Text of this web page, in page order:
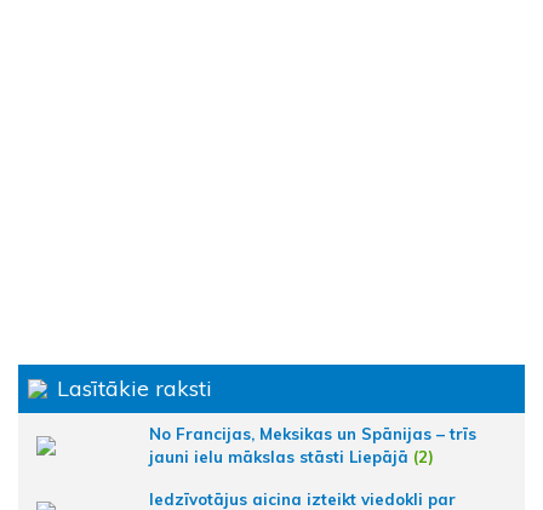
Lasītākie raksti
No Francijas, Meksikas un Spānijas – trīs
jauni ielu mākslas stāsti Liepājā (2)
Iedzīvotājus aicina izteikt viedokli par